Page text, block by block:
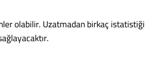
olabilir. Uzatmadan birkaç istatistiği